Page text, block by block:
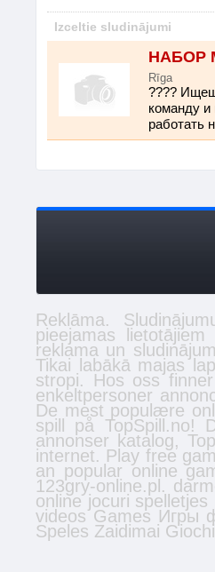
Izceltie sludinājumi
НАБОР
Rīga
????
команду
работать
Reklāma.
pieejamas
reklama un
Tikai labākā majas
stropi. Hos oss
enkeltpersoner
De mest populære
spill på TopSpill.no!
annonser katalog,
internet. Play free
an popular online
123gry-online.pl.
online jocuri spelletjes
videos Games Игры
Speles Zaidimai Giochi